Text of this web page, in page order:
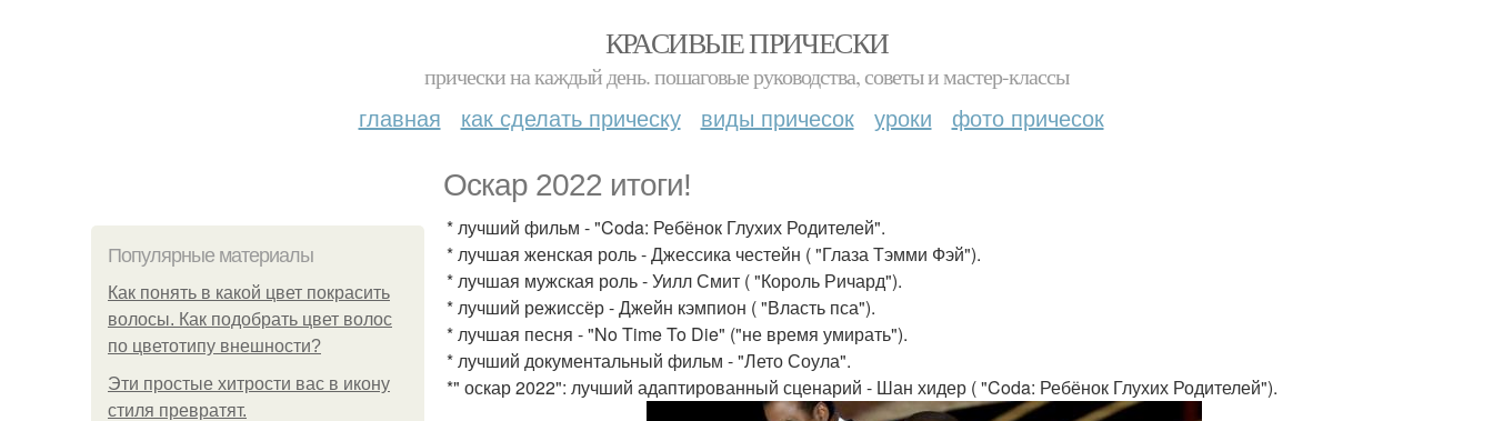
КРАСИВЫЕ ПРИЧЕСКИ
прически на каждый день. пошаговые руководства, советы и мастер-классы
главная как сделать прическу виды причесок уроки фото причесок
Оскар 2022 итоги!
Популярные материалы
Как понять в какой цвет покрасить
волосы. Как подобрать цвет волос
по цветотипу внешности?
Эти простые хитрости вас в икону
стиля превратят.
* лучший фильм - "Coda: Ребёнок Глухих Родителей".
* лучшая женская роль - Джессика честейн ( "Глаза Тэмми Фэй").
* лучшая мужская роль - Уилл Смит ( "Король Ричард").
* лучший режиссёр - Джейн кэмпион ( "Власть пса").
* лучшая песня - "No Time To Die" ("не время умирать").
* лучший документальный фильм - "Лето Соула".
*" оскар 2022": лучший адаптированный сценарий - Шан хидер ( "Coda: Ребёнок Глухих Родителей").